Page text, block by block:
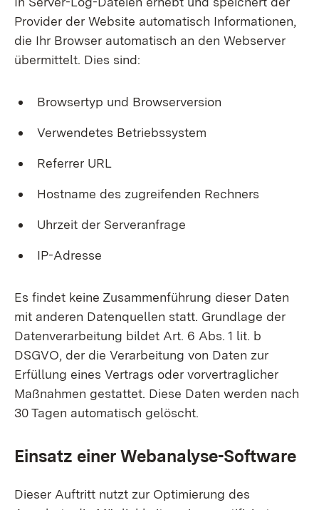
Provider der Website automatisch Informationen,
die Ihr Browser automatisch an den Webserver
übermittelt. Dies sind:
Browsertyp und Browserversion
Verwendetes Betriebssystem
Referrer URL
Hostname des zugreifenden Rechners
Uhrzeit der Serveranfrage
IP-Adresse
Es findet keine Zusammenführung dieser Daten
mit anderen Datenquellen statt. Grundlage der
Datenverarbeitung bildet Art. 6 Abs. 1 lit. b
DSGVO, der die Verarbeitung von Daten zur
Erfüllung eines Vertrags oder vorvertraglicher
Maßnahmen gestattet. Diese Daten werden nach
30 Tagen automatisch gelöscht.
Einsatz einer Webanalyse-Software
Dieser Auftritt nutzt zur Optimierung des